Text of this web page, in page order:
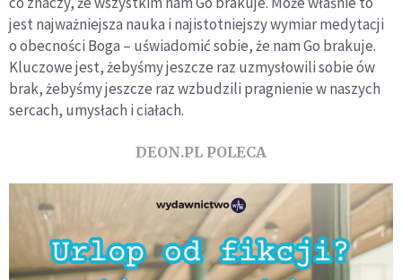
jest najważniejsza nauka i najistotniejszy wymiar medytacji
o obecności Boga – uświadomić sobie, że nam Go brakuje.
Kluczowe jest, żebyśmy jeszcze raz uzmysłowili sobie ów
brak, żebyśmy jeszcze raz wzbudzili pragnienie w naszych
sercach, umysłach i ciałach.
DEON.PL POLECA